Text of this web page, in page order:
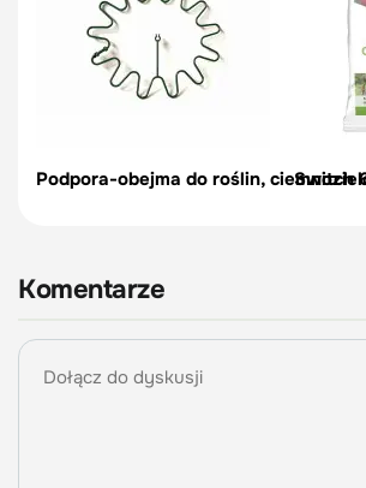
Podpora-obejma do roślin, Switch
Komentarze